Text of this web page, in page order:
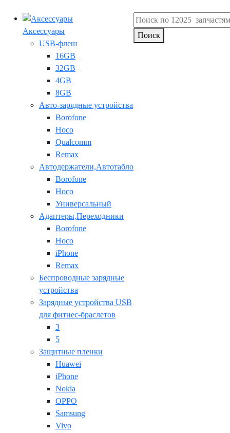
Аксессуары
USB-флеш
16GB
32GB
4GB
8GB
Авто-зарядные устройства
Borofone
Hoco
Qualcomm
Remax
Автодержатели,Автотабло
Borofone
Hoco
Универсальный
Адаптеры,Переходники
Borofone
Hoco
iPhone
Remax
Беспроводные зарядные
устройства
Зарядные устройства USB
для фитнес-браслетов
3
5
Защитные пленки
Huawei
iPhone
Nokia
OPPO
Samsung
Vivo
Поиск